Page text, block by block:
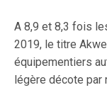
A 8,9 et 8,3 fois
2019, le titre
équipementiers
légère décote par